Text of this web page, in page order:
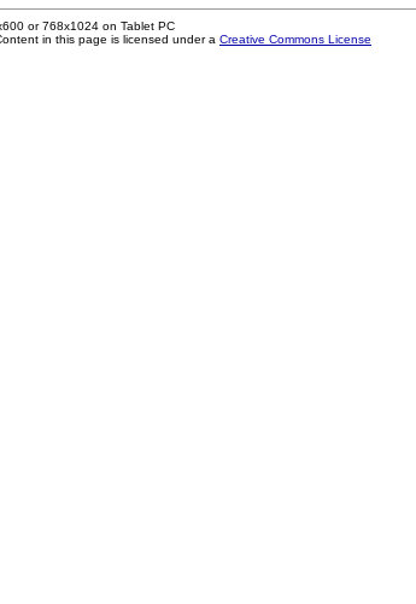
or 768x1024 on Tablet PC
in this page is licensed under a Creative Commons License